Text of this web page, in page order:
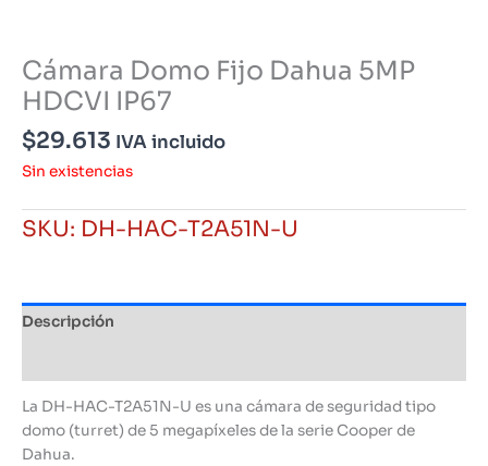
Cámara Domo Fijo Dahua 5MP
HDCVI IP67
$29.613 IVA incluido
Sin existencias
SKU: DH-HAC-T2A51N-U
Descripción
La DH-HAC-T2A51N-U es una cámara de seguridad tipo
domo (turret) de 5 megapíxeles de la serie Cooper de
Dahua.